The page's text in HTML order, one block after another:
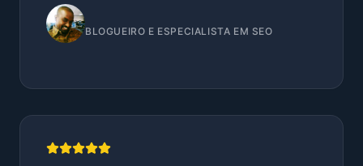
BLOGUEIRO E ESPECIALISTA EM SEO